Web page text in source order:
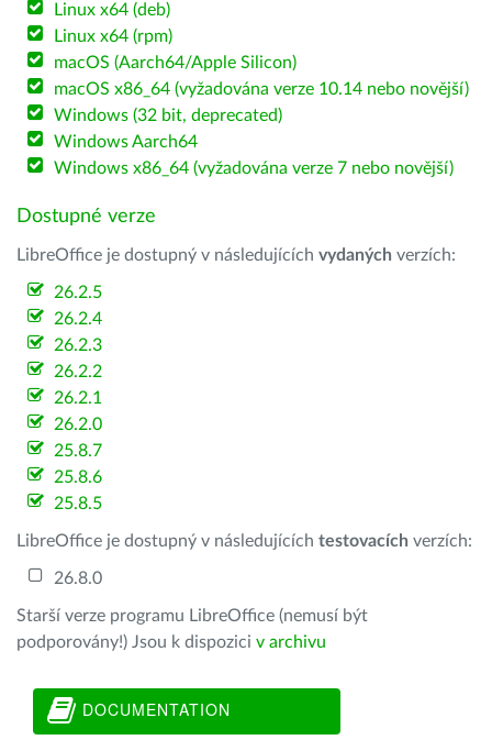
Linux x64 (deb)
Linux x64 (rpm)
macOS (Aarch64/Apple Silicon)
macOS x86_64 (vyžadována verze 10.14 nebo novější)
Windows (32 bit, deprecated)
Windows Aarch64
Windows x86_64 (vyžadována verze 7 nebo novější)
Dostupné verze
LibreOffice je dostupný v následujících vydaných verzích:
26.2.5
26.2.4
26.2.3
26.2.2
26.2.1
26.2.0
25.8.7
25.8.6
25.8.5
LibreOffice je dostupný v následujících testovacích verzích:
26.8.0
Starší verze programu LibreOffice (nemusí být
podporovány!) Jsou k dispozici v archivu
DOCUMENTATION